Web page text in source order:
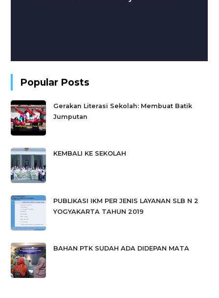
Popular Posts
Gerakan Literasi Sekolah: Membuat Batik
Jumputan
KEMBALI KE SEKOLAH
PUBLIKASI IKM PER JENIS LAYANAN SLB N 2
YOGYAKARTA TAHUN 2019
BAHAN PTK SUDAH ADA DIDEPAN MATA